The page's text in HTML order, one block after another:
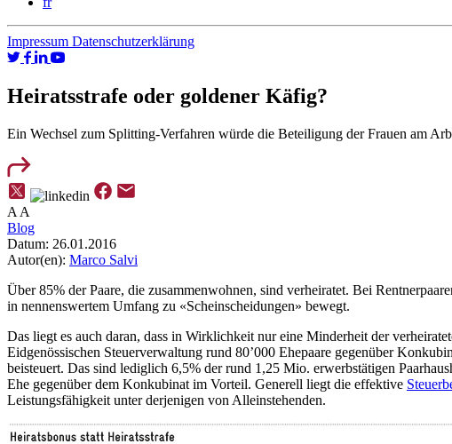
Impressum Datenschutzerklärung
Heiratsstrafe oder goldener Käfig?
Ein Wechsel zum Splitting-Verfahren würde die Beteiligung der Frauen am
A A
Blog
Datum: 26.01.2016
Autor(en): Marco Salvi
Über 85% der Paare, die zusammenwohnen, sind verheiratet. Bei
in nennenswertem Umfang zu «Scheinscheidungen» bewegt.
Das liegt es auch daran, dass in Wirklichkeit nur eine Minderheit der
Eidgenössischen Steuerverwaltung rund 80’000 Ehepaare gegenüber
beisteuert. Das sind lediglich 6,5% der rund 1,25 Mio. erwerbstätigen
Ehe gegenüber dem Konkubinat im Vorteil. Generell liegt die effektive
Leistungsfähigkeit unter derjenigen von Alleinstehenden.